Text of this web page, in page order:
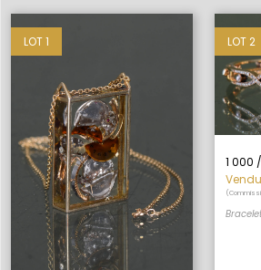
LOT 1 LOT 2
1 000